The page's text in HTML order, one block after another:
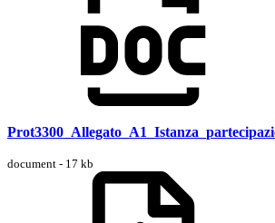
document - 17 kb